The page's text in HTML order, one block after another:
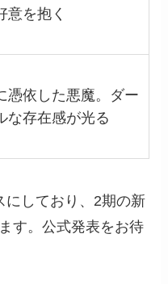
意を抱く
憑依した悪魔。ダー
な存在感が光る
しており、2期の新
す。公式発表をお待